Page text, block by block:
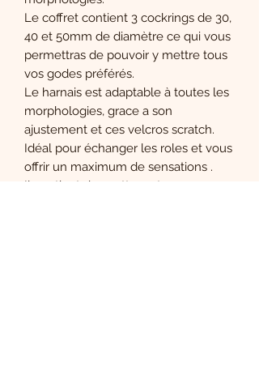
Le coffret contient 3 cockrings de 30,
40 et 50mm de diamètre ce qui vous
permettras de pouvoir y mettre tous
vos godes préférés.
Le harnais est adaptable à toutes les
morphologies, grace a son
ajustement et ces velcros scratch.
Idéal pour échanger les roles et vous
offrir un maximum de sensations .
Il contient des nettoyants pour